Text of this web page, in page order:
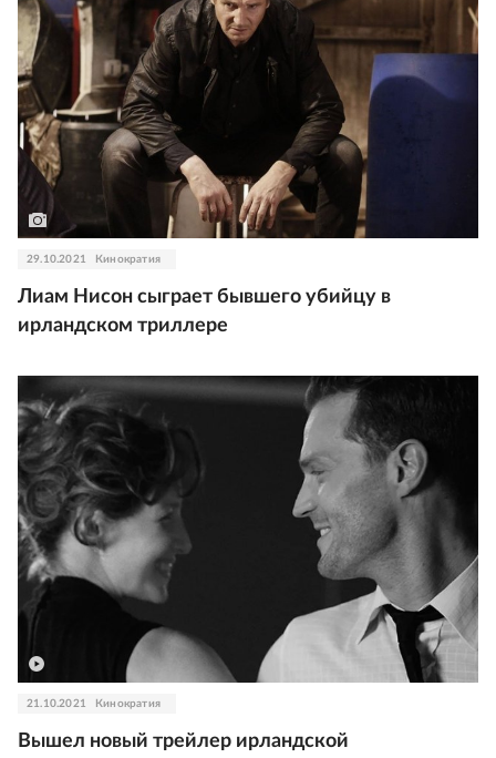
29.10.2021 Кинократия
Лиам Нисон сыграет бывшего убийцу в
ирландском триллере
21.10.2021 Кинократия
Вышел новый трейлер ирландской